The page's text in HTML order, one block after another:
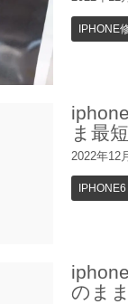
IPHONE
ま最
2022年12
IPHONE6
のま